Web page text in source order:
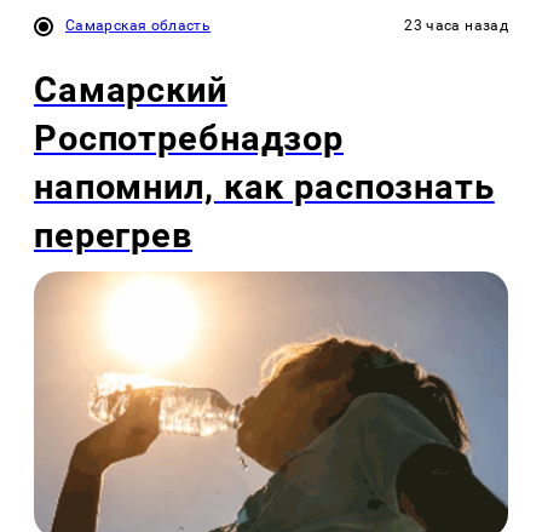
Самарская область 23 часа назад
Самарский
Роспотребнадзор
напомнил, как распознать
перегрев